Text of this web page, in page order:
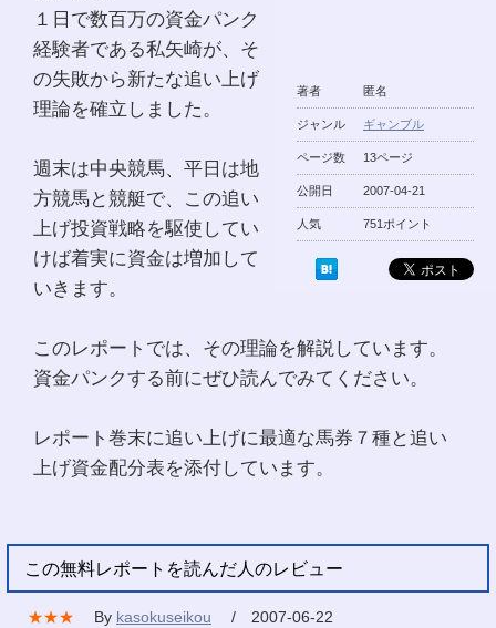
著者 匿名
ジャンル ギャンブル
ページ数 13ページ
公開日 2007-04-21
人気 751ポイント
１日で数百万の資金パンク
経験者である私矢崎が、そ
の失敗から新たな追い上げ
理論を確立しました。
週末は中央競馬、平日は地
方競馬と競艇で、この追い
上げ投資戦略を駆使してい
けば着実に資金は増加して
いきます。
このレポートでは、その理論を解説しています。
資金パンクする前にぜひ読んでみてください。
レポート巻末に追い上げに最適な馬券７種と追い
上げ資金配分表を添付しています。
この無料レポートを読んだ人のレビュー
★★★ By kasokuseikou
/ 2007-06-22